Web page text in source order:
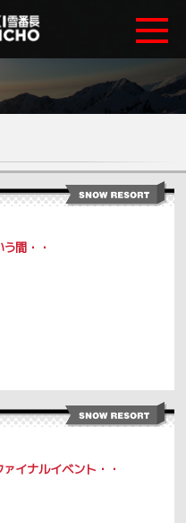
間・・
イナルイベント・・